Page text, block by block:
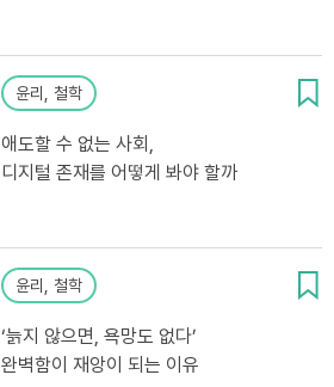
윤리, 철학
애도할 수 없는 사회,
디지털 존재를 어떻게 봐야 할까
윤리, 철학
‘늙지 않으면, 욕망도 없다’
완벽함이 재앙이 되는 이유